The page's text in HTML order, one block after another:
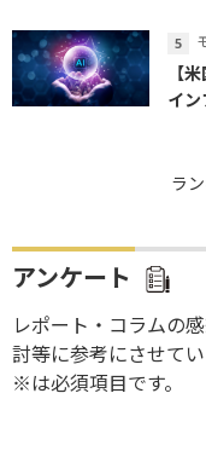
【
イ
ラ
アンケート
レポート・コラムの
討等に参考にさせてい
※は必須項目です。